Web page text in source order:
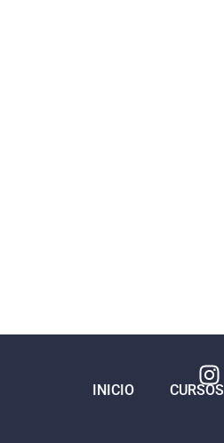
INICIO CURSOS